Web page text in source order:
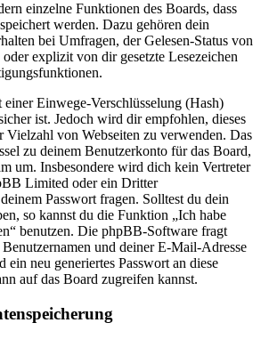
einzelne Funktionen des Boards, dass
werden. Dazu gehören dein
bei Umfragen, der Gelesen-Status von
explizit von dir gesetzte Lesezeichen
Einwege-Verschlüsselung (Hash)
ist. Jedoch wird dir empfohlen, dieses
Vielzahl von Webseiten zu verwenden. Das
zu deinem Benutzerkonto für das Board,
um. Insbesondere wird dich kein Vertreter
Limited oder ein Dritter
Passwort fragen. Solltest du dein
so kannst du die Funktion „Ich habe
benutzen. Die phpBB-Software fragt
und deiner E-Mail-Adresse
ein neu generiertes Passwort an diese
auf das Board zugreifen kannst.